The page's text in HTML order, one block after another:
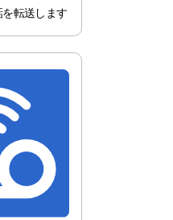
転送します